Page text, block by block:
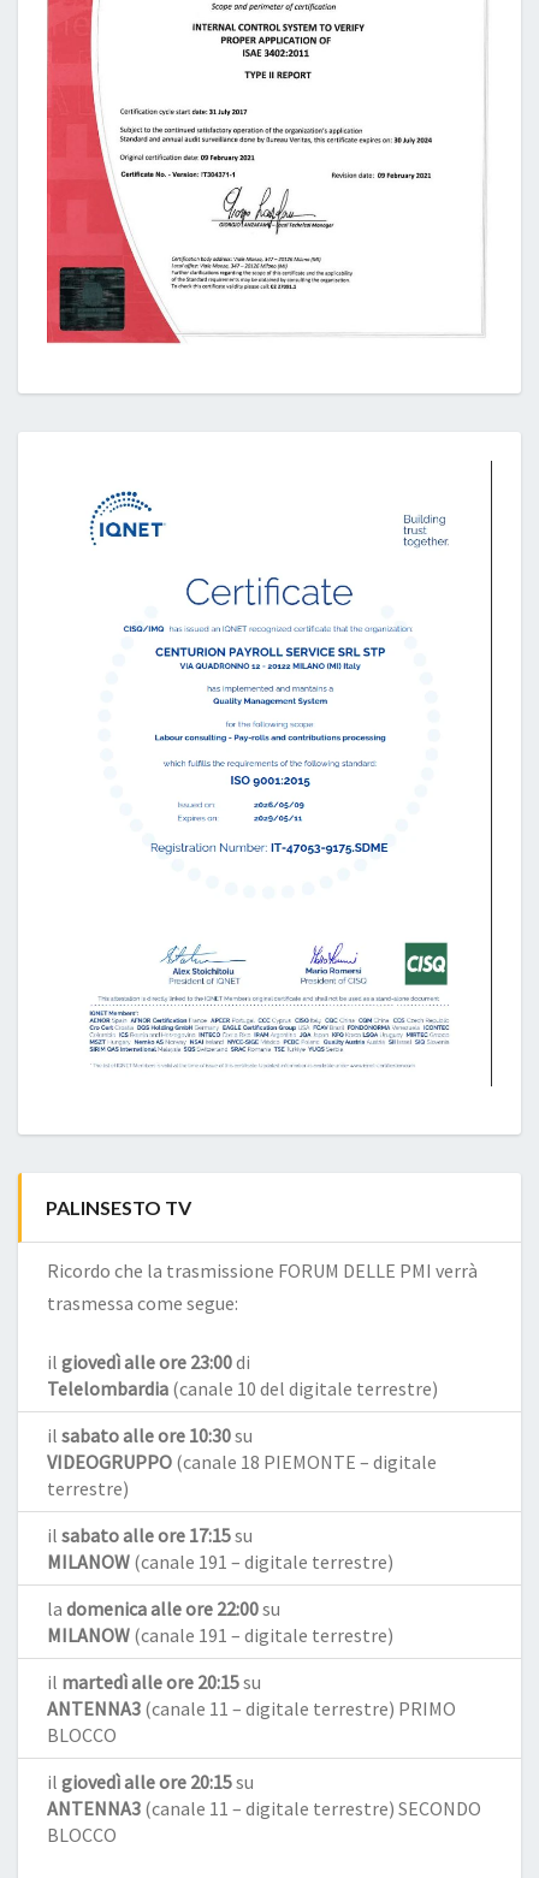
PALINSESTO TV
Ricordo che la trasmissione FORUM DELLE PMI verrà
trasmessa come segue:
il giovedì alle ore 23:00di
Telelombardia (canale 10 del digitale terrestre)
il sabato alle ore 10:30su
VIDEOGRUPPO (canale 18 PIEMONTE – digitale
terrestre)
il sabato alle ore 17:15su
MILANOW (canale 191 – digitale terrestre)
la domenica alle ore 22:00su
MILANOW (canale 191 – digitale terrestre)
il martedì alle ore 20:15su
ANTENNA3 (canale 11 – digitale terrestre) PRIMO
BLOCCO
il giovedì alle ore 20:15su
ANTENNA3 (canale 11 – digitale terrestre) SECONDO
BLOCCO